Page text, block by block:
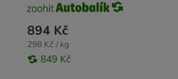
894 Kč
298 Kč / kg
849 Kč